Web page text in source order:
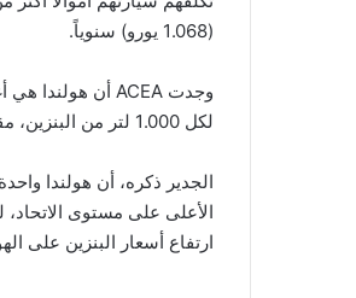
(1.068 يورو) سنوياً.
لكل 1.000 لتر من البنزين، مقابل 345 يورو في المجر.
الجدير ذكره، أن هولندا
الأعلى على مستوى الاتحاد،
ارتفاع أسعار البنزين على